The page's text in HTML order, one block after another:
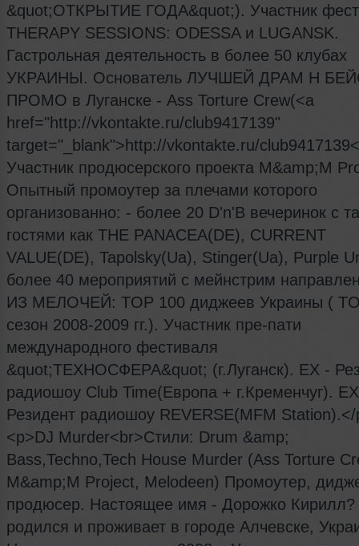
&quot;ОТКРЫТИЕ ГОДА&quot;). Участник
THERAPY SESSIONS: ODESSA и LUGANSK.
Гастрольная деятельность в более 50 клубах
УКРАИНЫ. Основатель ЛУЧШЕЙ ДРАМ Н
ПРОМО в Луганске - Ass Torture Crew(<a
href="http://vkontakte.ru/club9417139"
target="_blank">http://vkontakte.ru/
Участник продюсерского проекта M&amp;M
Опытный промоутер за плечами которого
организованно: - более 20 D'n'B вечеринок c
гостями как THE PANACEA(DE), CURRENT
VALUE(DE), Tapolsky(Ua), Stinger(Ua), Purple
более 40 мероприятий с мейнстрим
ИЗ МЕЛОЧЕЙ: TOP 100 диджеев Украины (
сезон 2008-2009 гг.). Участник пре-пати
международного фестиваля
&quot;ТЕХНОСФЕРА&quot; (г.Луганск). EX -
радиошоу Club Time(Европа + г.Кременчуг).
Резидент радиошоу REVERSE(MFM
<p>DJ Murder<br>Стили: Drum &amp;
Bass,Techno,Tech House Murder (Ass Torture
M&amp;M Project, Melodeen) Промоутер,
продюсер. Настоящее имя - Дорожко Кирилл?
родился и проживает в городе Алчевске,